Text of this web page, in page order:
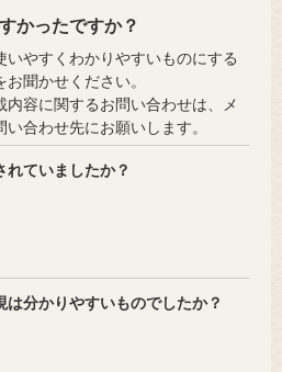
かったですか？
やすくわかりやすいものにする
聞かせください。
容に関するお問い合わせは、メ
合わせ先にお願いします。
れていましたか？
分かりやすいものでしたか？